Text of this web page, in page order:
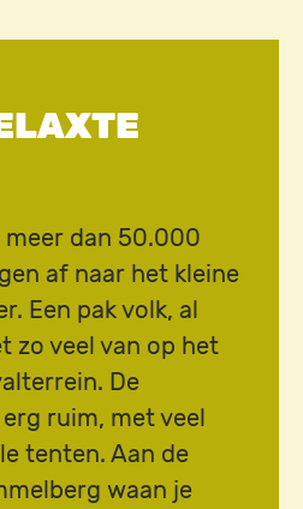
meer dan 50.000
af naar het kleine
Een pak volk, al
zo veel van op het
De
ruim, met veel
tenten. Aan de
waan je